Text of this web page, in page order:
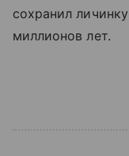
сохранил
миллионов лет.